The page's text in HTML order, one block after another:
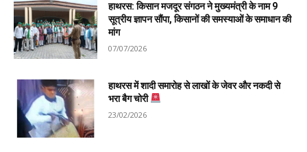
हाथरस: किसान मजदूर संगठन ने मुख्यमंत्री के नाम 9
सूत्रीय ज्ञापन सौंपा, किसानों की समस्याओं के समाधान की
मांग
07/07/2026
हाथरस में शादी समारोह से लाखों के जेवर और नकदी से
भरा बैग चोरी
23/02/2026